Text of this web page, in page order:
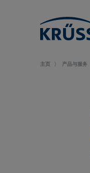
主页 产品与服务